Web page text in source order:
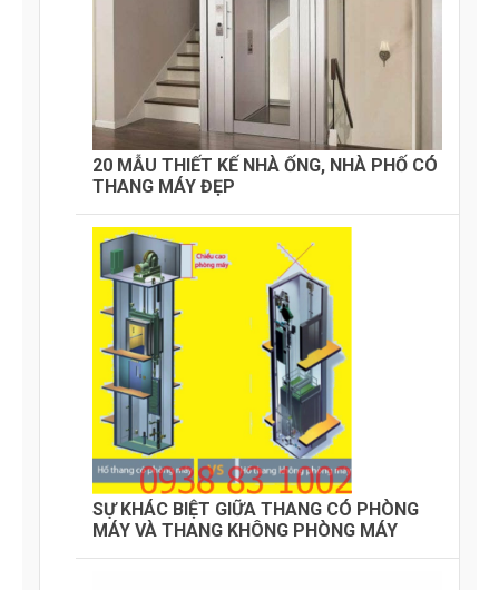
20 MẪU THIẾT KẾ NHÀ ỐNG, NHÀ PHỐ CÓ
THANG MÁY ĐẸP
SỰ KHÁC BIỆT GIỮA THANG CÓ PHÒNG
MÁY VÀ THANG KHÔNG PHÒNG MÁY